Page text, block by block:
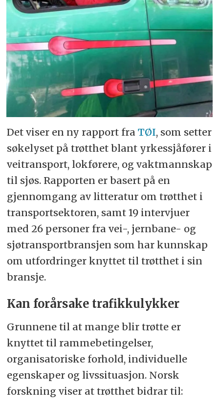
Det viser en ny rapport fra TØI, som setter
søkelyset på trøtthet blant yrkessjåfører i
veitransport, lokførere, og vaktmannskap
til sjøs. Rapporten er basert på en
gjennomgang av litteratur om trøtthet i
transportsektoren, samt 19 intervjuer
med 26 personer fra vei-, jernbane- og
sjøtransportbransjen som har kunnskap
om utfordringer knyttet til trøtthet i sin
bransje.
Kan forårsake trafikkulykker
Grunnene til at mange blir trøtte er
knyttet til rammebetingelser,
organisatoriske forhold, individuelle
egenskaper og livssituasjon. Norsk
forskning viser at trøtthet bidrar til: